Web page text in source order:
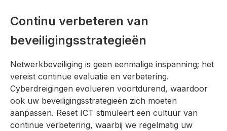
Continu verbeteren van
beveiligingsstrategieën
Netwerkbeveiliging is geen eenmalige inspanning; het
vereist continue evaluatie en verbetering.
Cyberdreigingen evolueren voortdurend, waardoor
ook uw beveiligingsstrategieën zich moeten
aanpassen. Reset ICT stimuleert een cultuur van
continue verbetering, waarbij we regelmatig uw